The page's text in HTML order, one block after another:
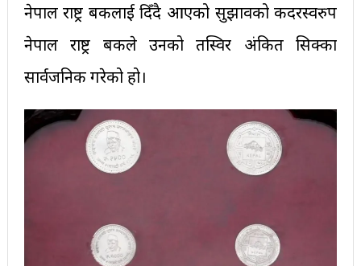
नेपाल राष्ट्र बैंकलाई दिँदै आएको सुझावको कदरस्वरुप
नेपाल राष्ट्र बैंकले उनको तस्विर अंकित सिक्का
सार्वजनिक गरेको हो।